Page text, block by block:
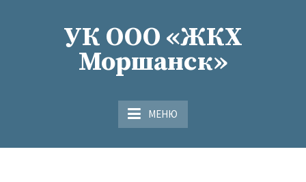
содержимомуУК ООО «ЖКХ
Моршанск»
МЕНЮ